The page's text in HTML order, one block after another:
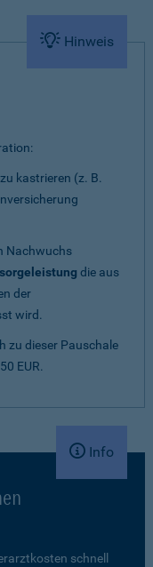
Hinweis
kastrieren (z. B.
Nachwuchs
die aus
der
wird.
zu dieser Pauschale
EUR.
Info
schnell